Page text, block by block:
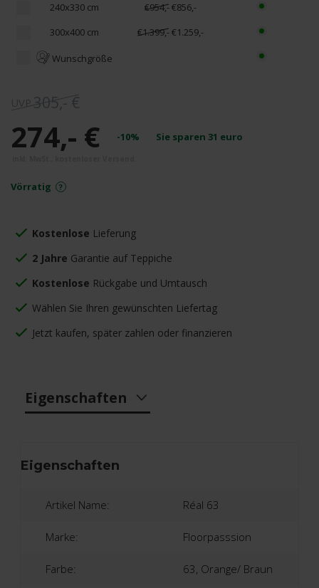
240x330 cm
€954,-€856,-
300x400 cm
€1.399,-€1.259,-
Wunschgröße
305,- €
274,- € -10% Sie sparen 31 euro
Vörratig
Kostenlose Lieferung
2 Jahre Garantie auf Teppiche
Kostenlose Rückgabe und Umtausch
Wählen Sie Ihren gewünschten Liefertag
Jetzt kaufen, später zahlen oder finanzieren
Eigenschaften
Eigenschaften
Artikel Name: Réal 63
Marke: Floorpasssion
Farbe: 63, Orange/ Braun